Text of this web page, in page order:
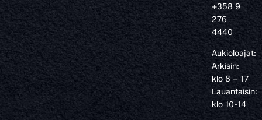
+358 9
276
4440
Aukioloajat:
Arkisin:
klo 8 – 17
Lauantaisin:
klo 10-14